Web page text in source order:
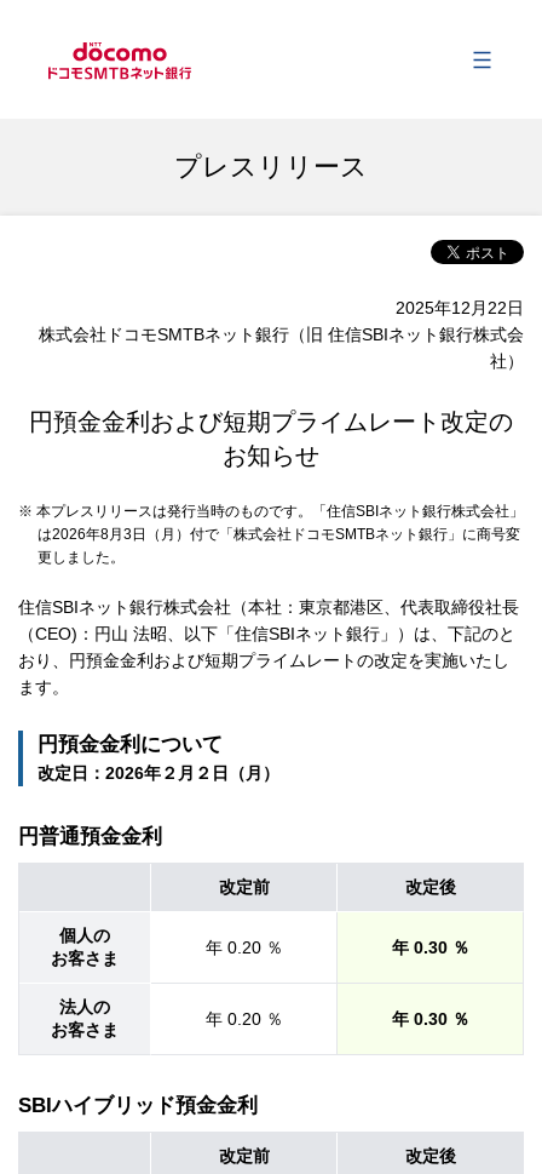
サステナビリティ
財務情報
採用情報
検索
お客さまサイト
プレスリリース
2025年12月22日
株式会社ドコモSMTBネット銀行（旧 住信SBIネット銀行株式会
社）
円預金金利および短期プライムレート改定の
お知らせ
※ 本プレスリリースは発行当時のものです。「住信SBIネット銀行株式会社」
は2026年8月3日（月）付で「株式会社ドコモSMTBネット銀行」に商号変
更しました。
住信SBIネット銀行株式会社（本社：東京都港区、代表取締役社長
（CEO)：円山 法昭、以下「住信SBIネット銀行」）は、下記のと
おり、円預金金利および短期プライムレートの改定を実施いたし
ます。
円預金金利について
改定日：2026年２月２日（月）
円普通預金金利
改定前 改定後
個人の
お客さま
年 0.20 ％ 年 0.30 ％
法人の
お客さま
年 0.20 ％ 年 0.30 ％
SBIハイブリッド預金金利
改定前 改定後